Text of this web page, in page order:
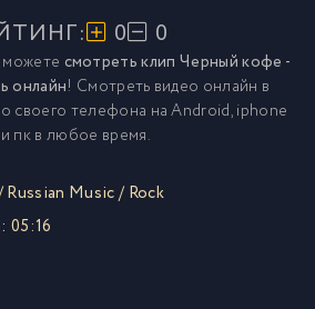
0 0
смотреть клип Черный кофе -
онлайн! Смотреть видео онлайн в
своего телефона на Android, iphone
пк в любое время.
Russian Music/ Rock
05:16